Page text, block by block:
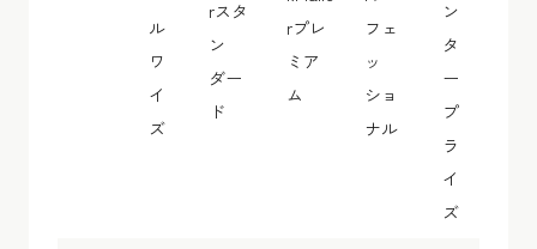
ル
ワ
イ
ズ
rスタ
ン
ダー
ド
rプレ
ミア
ム
フェ
ッ
ショ
ナル
ン
タ
ー
プ
ラ
イ
ズ